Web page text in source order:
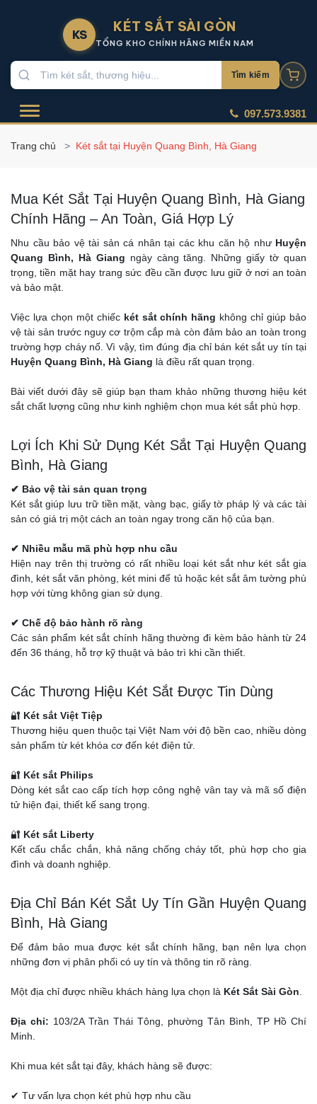
KS KÉT SẮT SÀI GÒN
TỔNG KHO CHÍNH HÃNG MIỀN NAM
Tìm kiếm
097.573.9381
Trang chủ Két sắt tại Huyện Quang Bình, Hà Giang
Mua Két Sắt Tại Huyện Quang Bình, Hà Giang
Chính Hãng – An Toàn, Giá Hợp Lý
Nhu cầu bảo vệ tài sản cá nhân tại các khu căn hộ như Huyện
Quang Bình, Hà Giang ngày càng tăng. Những giấy tờ quan
trọng, tiền mặt hay trang sức đều cần được lưu giữ ở nơi an toàn
và bảo mật.
Việc lựa chọn một chiếc két sắt chính hãng không chỉ giúp bảo
vệ tài sản trước nguy cơ trộm cắp mà còn đảm bảo an toàn trong
trường hợp cháy nổ. Vì vậy, tìm đúng địa chỉ bán két sắt uy tín tại
Huyện Quang Bình, Hà Giang là điều rất quan trọng.
Bài viết dưới đây sẽ giúp bạn tham khảo những thương hiệu két
sắt chất lượng cũng như kinh nghiệm chọn mua két sắt phù hợp.
Lợi Ích Khi Sử Dụng Két Sắt Tại Huyện Quang
Bình, Hà Giang
✔ Bảo vệ tài sản quan trọng
Két sắt giúp lưu trữ tiền mặt, vàng bạc, giấy tờ pháp lý và các tài
sản có giá trị một cách an toàn ngay trong căn hộ của bạn.
✔ Nhiều mẫu mã phù hợp nhu cầu
Hiện nay trên thị trường có rất nhiều loại két sắt như két sắt gia
đình, két sắt văn phòng, két mini để tủ hoặc két sắt âm tường phù
hợp với từng không gian sử dụng.
✔ Chế độ bảo hành rõ ràng
Các sản phẩm két sắt chính hãng thường đi kèm bảo hành từ 24
đến 36 tháng, hỗ trợ kỹ thuật và bảo trì khi cần thiết.
Các Thương Hiệu Két Sắt Được Tin Dùng
🔐 Két sắt Việt Tiệp
Thương hiệu quen thuộc tại Việt Nam với độ bền cao, nhiều dòng
sản phẩm từ két khóa cơ đến két điện tử.
🔐 Két sắt Philips
Dòng két sắt cao cấp tích hợp công nghệ vân tay và mã số điện
tử hiện đại, thiết kế sang trọng.
🔐 Két sắt Liberty
Kết cấu chắc chắn, khả năng chống cháy tốt, phù hợp cho gia
đình và doanh nghiệp.
Địa Chỉ Bán Két Sắt Uy Tín Gần Huyện Quang
Bình, Hà Giang
Để đảm bảo mua được két sắt chính hãng, bạn nên lựa chọn
những đơn vị phân phối có uy tín và thông tin rõ ràng.
Một địa chỉ được nhiều khách hàng lựa chọn là Két Sắt Sài Gòn
Địa chỉ: 103/2A Trần Thái Tông, phường Tân Bình, TP Hồ Chí
Minh.
Khi mua két sắt tại đây, khách hàng sẽ được:
✔ Tư vấn lựa chọn két phù hợp nhu cầu